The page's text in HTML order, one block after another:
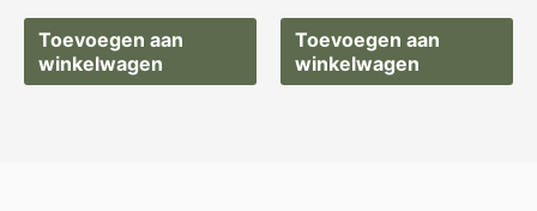
Toevoegen aan
winkelwagen
Toevoegen aan
winkelwagen